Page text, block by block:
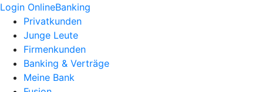
Login OnlineBanking
Privatkunden
Junge Leute
Firmenkunden
Banking & Verträge
Meine Bank